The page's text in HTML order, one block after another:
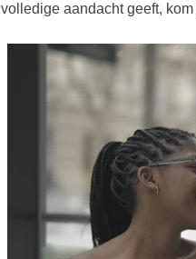
volledige aandacht geeft,